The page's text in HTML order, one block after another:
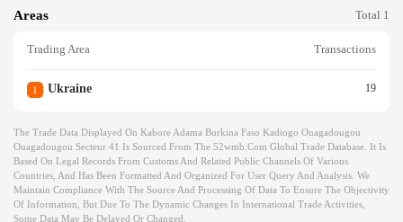
Areas Total 1
Trading Area Transactions
1 Ukraine 19
The Trade Data Displayed On Kabore Adama Burkina Faso Kadiogo Ouagadougou
Ouagadougou Secteur 41 Is Sourced From The 52wmb.com Global Trade Database. It Is
Based On Legal Records From Customs And Related Public Channels Of Various
Countries, And Has Been Formatted And Organized For User Query And Analysis. We
Maintain Compliance With The Source And Processing Of Data To Ensure The Objectivity
Of Information, But Due To The Dynamic Changes In International Trade Activities,
Some Data May Be Delayed Or Changed.